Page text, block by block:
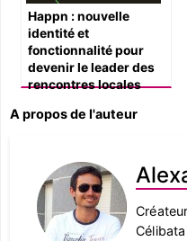
Happn : nouvelle
identité et
fonctionnalité pour
devenir le leader des
rencontres locales
A propos de l'auteur